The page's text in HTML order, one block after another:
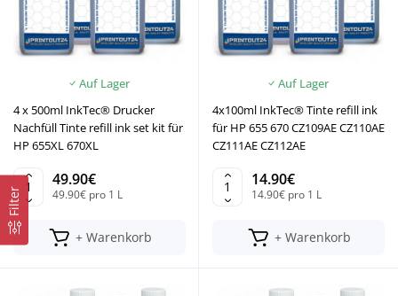
Filter
Auf Lager
4 x 500ml InkTec® Drucker
Nachfüll Tinte refill ink set kit für
HP 655XL 670XL
49.90€
49.90€ pro 1 L
+ Warenkorb
Auf Lager
4x100ml InkTec® Tinte refill ink
für HP 655 670 CZ109AE CZ110AE
CZ111AE CZ112AE
14.90€
14.90€ pro 1 L
+ Warenkorb